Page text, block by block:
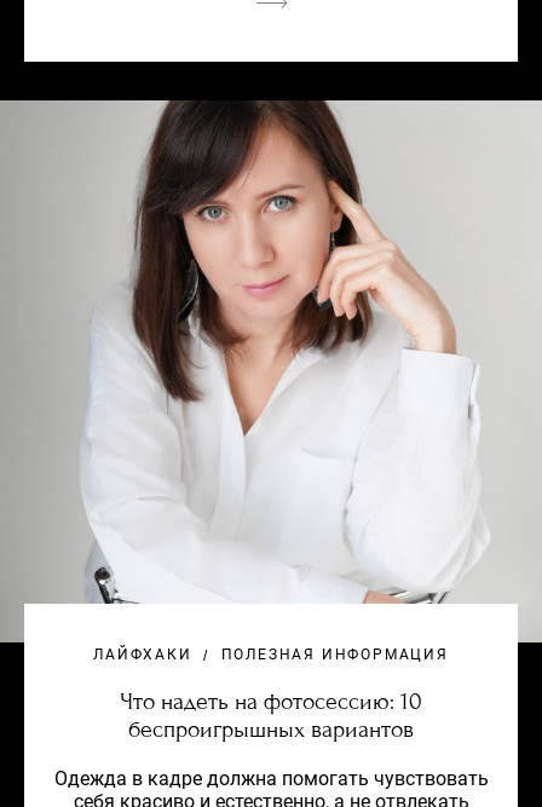
ЛАЙФХАКИ ПОЛЕЗНАЯ ИНФОРМАЦИЯ
Что надеть на фотосессию: 10
беспроигрышных вариантов
Одежда в кадре должна помогать чувствовать
себя красиво и естественно, а не отвлекать